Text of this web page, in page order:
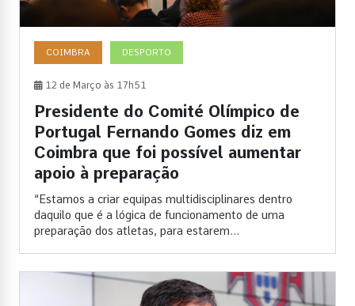
COIMBRA DESPORTO
12 de Março às 17h51
Presidente do Comité Olímpico de
Portugal Fernando Gomes diz em
Coimbra que foi possível aumentar
apoio à preparação
“Estamos a criar equipas multidisciplinares dentro
daquilo que é a lógica de funcionamento de uma
preparação dos atletas, para estarem...